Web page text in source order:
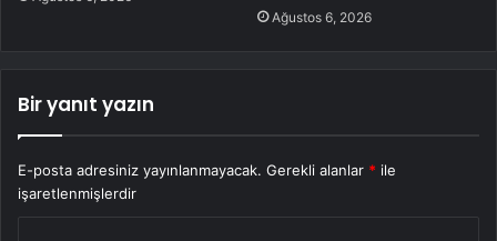
Ağustos 6, 2026
Bir yanıt yazın
E-posta adresiniz yayınlanmayacak. Gerekli alanlar * ile
işaretlenmişlerdir